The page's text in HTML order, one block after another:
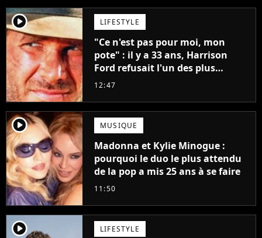
player2 LIFESTYLE
"Ce n'est pas pour moi, mon
pote" : il y a 33 ans, Harrison
Ford refusait l'un des plus
grands succès de tous les temps
12:47
player2 MUSIQUE
Madonna et Kylie Minogue :
pourquoi le duo le plus attendu
de la pop a mis 25 ans à se faire
11:50
player2 LIFESTYLE